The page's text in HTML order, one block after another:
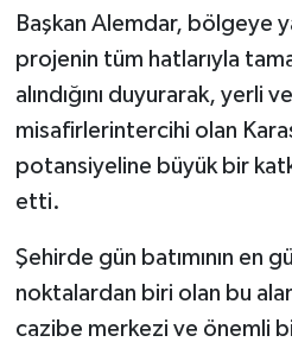
Başkan Alemdar, bölgeye
projenin tüm hatlarıyla
alındığını duyurarak, yerli
misafirlerintercihi olan
potansiyeline büyük bir
etti.
Şehirde gün batımının en
noktalardan biri olan bu
cazibe merkezi ve önemli